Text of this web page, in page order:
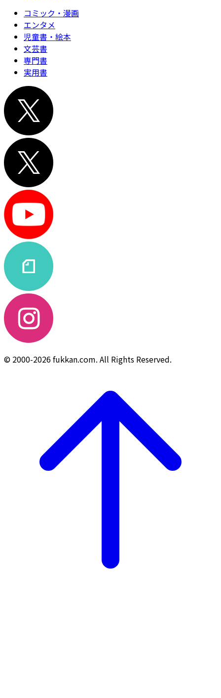
コミック・漫画
エンタメ
児童書・絵本
文芸書
専門書
実用書
© 2000-2026 fukkan.com. All Rights Reserved.